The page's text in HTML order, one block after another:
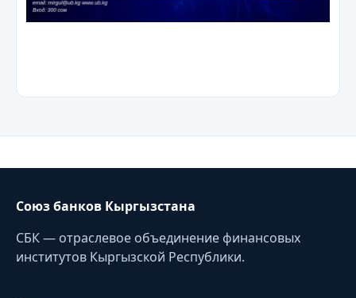
Союз банков Кыргызстана
СБК — отраслевое объединение финансовых
институтов Кыргызской Республики.